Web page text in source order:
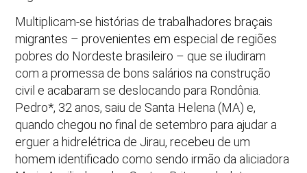
Multiplicam-se histórias de trabalhadores braçais
migrantes – provenientes em especial de regiões
pobres do Nordeste brasileiro – que se iludiram
com a promessa de bons salários na construção
civil e acabaram se deslocando para Rondônia.
Pedro*, 32 anos, saiu de Santa Helena (MA) e,
quando chegou no final de setembro para ajudar a
erguer a hidrelétrica de Jirau, recebeu de um
homem identificado como sendo irmão da aliciadora